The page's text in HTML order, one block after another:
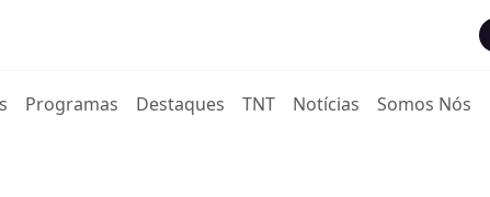
Programas Destaques TNT Notícias Somos Nós